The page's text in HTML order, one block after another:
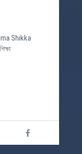
Shikka